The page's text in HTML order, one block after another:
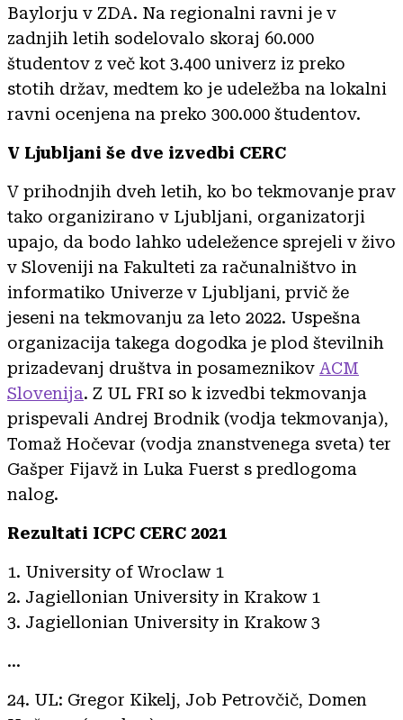
Baylorju v ZDA. Na regionalni ravni je v
zadnjih letih sodelovalo skoraj 60.000
študentov z več kot 3.400 univerz iz preko
stotih držav, medtem ko je udeležba na lokalni
ravni ocenjena na preko 300.000 študentov.
V Ljubljani še dve izvedbi CERC
V prihodnjih dveh letih, ko bo tekmovanje prav
tako organizirano v Ljubljani, organizatorji
upajo, da bodo lahko udeležence sprejeli v živo
v Sloveniji na Fakulteti za računalništvo in
informatiko Univerze v Ljubljani, prvič že
jeseni na tekmovanju za leto 2022. Uspešna
organizacija takega dogodka je plod številnih
prizadevanj društva in posameznikov ACM
Slovenija. Z UL FRI so k izvedbi tekmovanja
prispevali Andrej Brodnik (vodja tekmovanja),
Tomaž Hočevar (vodja znanstvenega sveta) ter
Gašper Fijavž in Luka Fuerst s predlogoma
nalog.
Rezultati ICPC CERC 2021
1. University of Wroclaw 1
2. Jagiellonian University in Krakow 1
3. Jagiellonian University in Krakow 3
...
24. UL: Gregor Kikelj, Job Petrovčič, Domen